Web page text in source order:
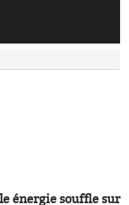
énergie souffle sur